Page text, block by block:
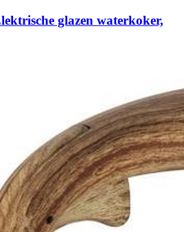
glazen waterkoker,